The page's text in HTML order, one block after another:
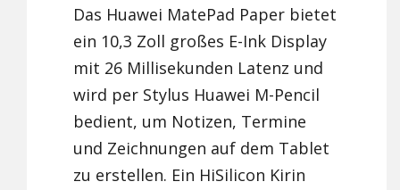
Das Huawei MatePad Paper bietet
ein 10,3 Zoll großes E-Ink Display
mit 26 Millisekunden Latenz und
wird per Stylus Huawei M-Pencil
bedient, um Notizen, Termine
und Zeichnungen auf dem Tablet
zu erstellen. Ein HiSilicon Kirin